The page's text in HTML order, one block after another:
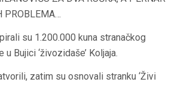
PROBLEMA…
su 1.200.000 kuna stranačkog
Bujici ‘živozidaše’ Koljaja.
zatim su osnovali stranku ‘Živi